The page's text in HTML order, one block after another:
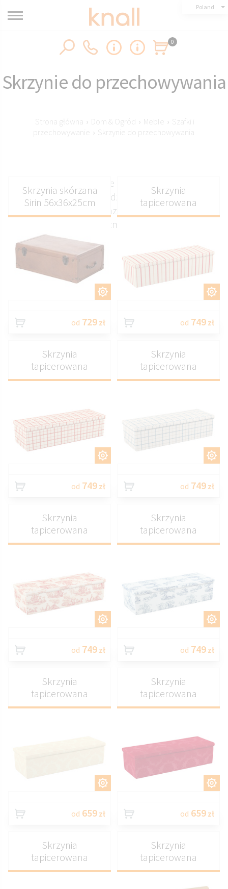
Poland
0
Skrzynie do przechowywania
Strona główna › Dom & Ogród › Meble ›
Szafki i
przechowywanie
› Skrzynie do przechowywania
Tapicerowane skrzynie do przechowywania o
dekoracyjnym wyglądzie, dostępne w wielu
kolorach i wzorach oraz szerokościach 90 i 120
cm
Skrzynia skórzana
Sirin 56x36x25cm
od 729 zł
Skrzynia
tapicerowana
od 749 zł
Skrzynia
tapicerowana
od 749 zł
Skrzynia
tapicerowana
od 749 zł
Skrzynia
tapicerowana
od 749 zł
Skrzynia
tapicerowana
od 749 zł
Skrzynia
tapicerowana
od 659 zł
Skrzynia
tapicerowana
od 659 zł
Skrzynia
tapicerowana
Skrzynia
tapicerowana